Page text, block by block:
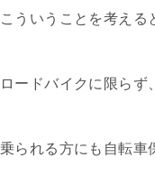
こういうことを考える
ロードバイクに限らず
乗られる方にも自転車